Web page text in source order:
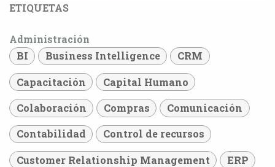
ETIQUETAS
Administración
BI
Business Intelligence CRM
Capacitación Capital Humano
Colaboración Compras Comunicación
Contabilidad Control de recursos
Customer Relationship Management ERP